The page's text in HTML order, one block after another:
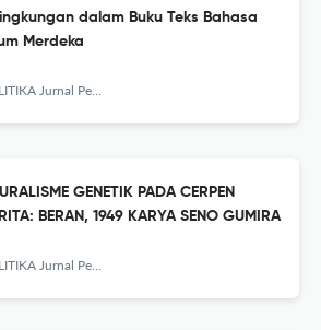
dalam Buku Teks Bahasa
Merdeka
Jurnal Pendidikan Bahasa dan Sastra Indonesia
GENETIK PADA CERPEN
BERAN, 1949 KARYA SENO GUMIRA
Jurnal Pendidikan Bahasa dan Sastra Indonesia